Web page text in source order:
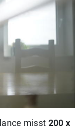
misst 200 x